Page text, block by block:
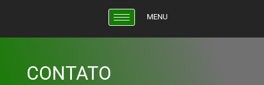
MENU
CONTATO